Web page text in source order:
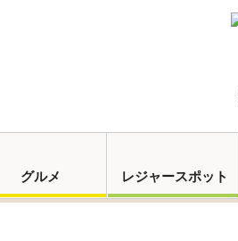
グルメ レジャースポット